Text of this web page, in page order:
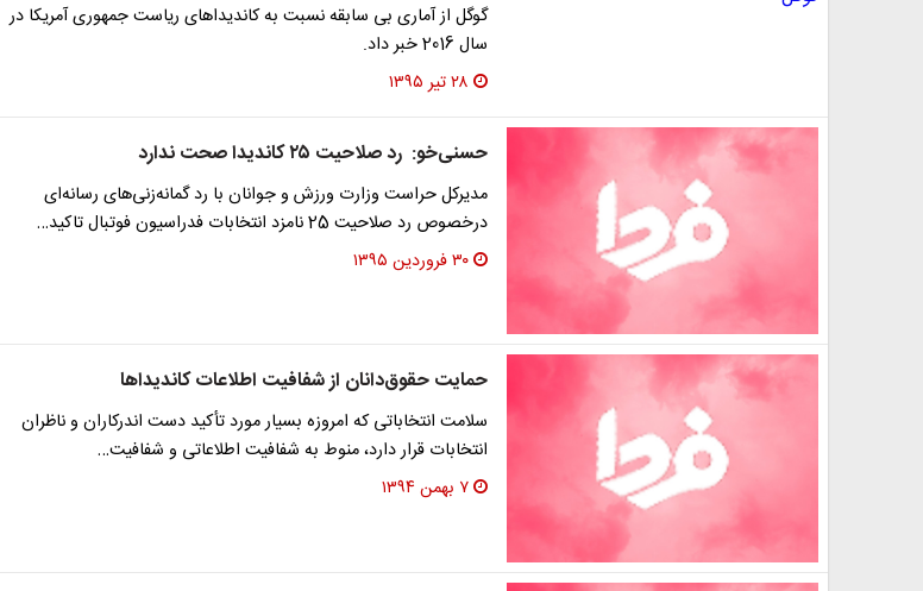
گوگل از آماری بی سابقه نسبت به کاندیداهای ریاست جمهوری آمریکا در
سال 2016 خبر داد.
۲۸ تیر ۱۳۹۵
حسنی‌خو: ‌ رد صلاحیت ۲۵ کاندیدا صحت ندارد
مدیرکل حراست وزارت ورزش و جوانان با رد گمانه‌زنی‌های رسانه‌ای
درخصوص رد صلاحیت 25 نامزد انتخابات فدراسیون فوتبال تاکید…
۳۰ فروردین ۱۳۹۵
حمایت حقوق‌دانان از شفافیت اطلاعات کاندیداها
سلامت انتخاباتی که امروزه بسیار مورد تأکید دست اندرکاران و ناظران
انتخابات قرار دارد، منوط به شفافیت اطلاعاتی و شفافیت…
۷ بهمن ۱۳۹۴